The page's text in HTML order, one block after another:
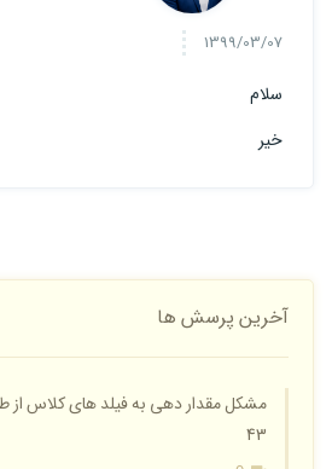
1399/03/07
سلام
خیر
آخرین پرسش ها
43